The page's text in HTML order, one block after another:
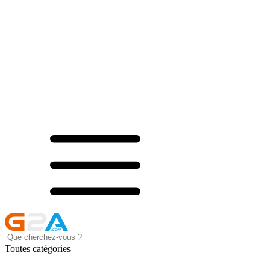
Toutes catégories